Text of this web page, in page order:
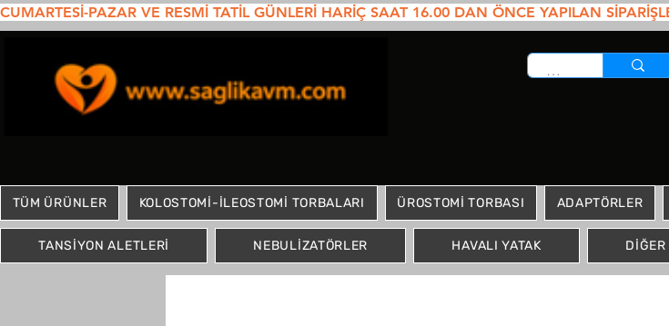
CUMARTESİ-PAZAR VE RESMİ TATİL GÜNLERİ HARİÇ SAAT 16.00 DAN ÖNCE YAPILAN
TÜM ÜRÜNLER KOLOSTOMİ-İLEOSTOMİ TORBALARI ÜROSTOMİ TORBASI ADAPTÖRLER
TANSİYON ALETLERİ NEBULİZATÖRLER HAVALI YATAK